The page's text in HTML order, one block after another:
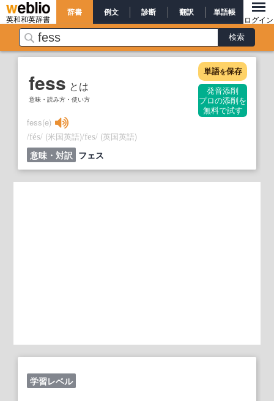
英和和英辞書
辞書 例文 診断 翻訳 単語帳
ログイン
fess とは
意味・読み方・使い方
単語を保存
発音添削
プロの添削を
無料で試す
fess(e)
/fés/ (米国英語)/fes/ (英国英語)
意味・対訳 フェス
学習レベル